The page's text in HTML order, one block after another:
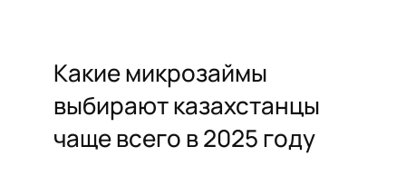
Какие микрозаймы
выбирают казахстанцы
чаще всего в 2025 году